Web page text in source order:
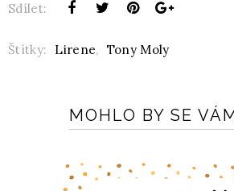
Sdílet:
Štítky: Lirene, Tony Moly
MOHLO BY SE